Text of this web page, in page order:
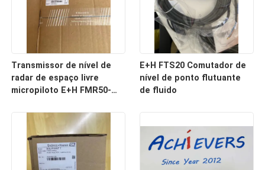
Transmissor de nível de
radar de espaço livre
micropiloto E+H FMR50-
E+H FTS20 Comutador de
nível de ponto flutuante
de fluido